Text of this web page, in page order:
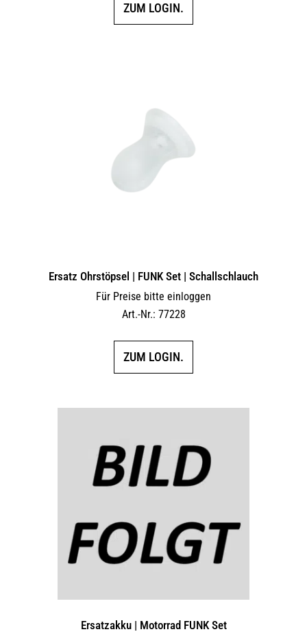
ZUM LOGIN.
Ersatz Ohrstöpsel | FUNK Set | Schallschlauch
Für Preise bitte einloggen
Art.-Nr.: 77228
ZUM LOGIN.
Ersatzakku | Motorrad FUNK Set